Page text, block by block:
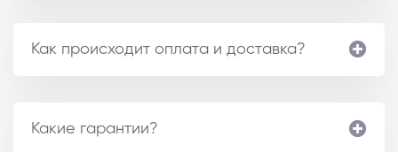
Как происходит оплата и доставка?
Какие гарантии?